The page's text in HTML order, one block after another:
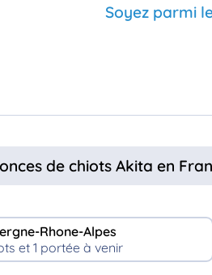
Soyez parmi
de chiots Akita en
Rhone-Alpes
et 1 portée à venir